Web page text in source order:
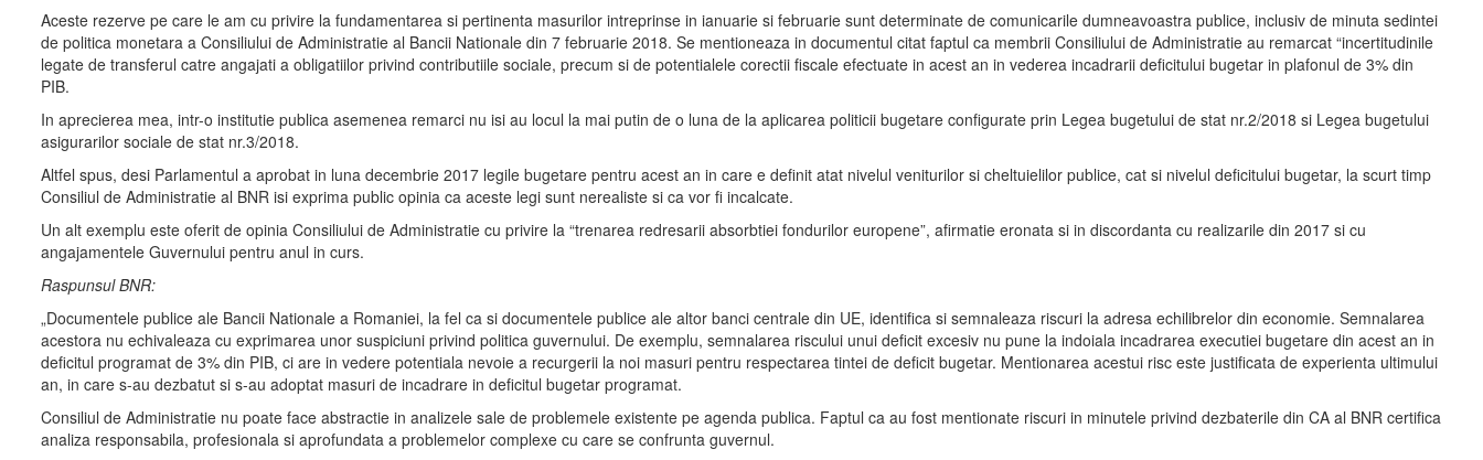
Aceste rezerve pe care le am cu privire la fundamentarea si pertinenta masurilor intreprinse in ianuarie si februarie sunt determinate de comunicarile dumneavoastra publice, inclusiv de minuta sedintei
de politica monetara a Consiliului de Administratie al Bancii Nationale din 7 februarie 2018. Se mentioneaza in documentul citat faptul ca membrii Consiliului de Administratie au remarcat “incertitudinile
legate de transferul catre angajati a obligatiilor privind contributiile sociale, precum si de potentialele corectii fiscale efectuate in acest an in vederea incadrarii deficitului bugetar in plafonul de 3% din
PIB.
In aprecierea mea, intr-o institutie publica asemenea remarci nu isi au locul la mai putin de o luna de la aplicarea politicii bugetare configurate prin Legea bugetului de stat nr.2/2018 si Legea bugetului
asigurarilor sociale de stat nr.3/2018.
Altfel spus, desi Parlamentul a aprobat in luna decembrie 2017 legile bugetare pentru acest an in care e definit atat nivelul veniturilor si cheltuielilor publice, cat si nivelul deficitului bugetar, la scurt timp
Consiliul de Administratie al BNR isi exprima public opinia ca aceste legi sunt nerealiste si ca vor fi incalcate.
Un alt exemplu este oferit de opinia Consiliului de Administratie cu privire la “trenarea redresarii absorbtiei fondurilor europene”, afirmatie eronata si in discordanta cu realizarile din 2017 si cu
angajamentele Guvernului pentru anul in curs.
Raspunsul BNR:
„Documentele publice ale Bancii Nationale a Romaniei, la fel ca si documentele publice ale altor banci centrale din UE, identifica si semnaleaza riscuri la adresa echilibrelor din economie. Semnalarea
acestora nu echivaleaza cu exprimarea unor suspiciuni privind politica guvernului. De exemplu, semnalarea riscului unui deficit excesiv nu pune la indoiala incadrarea executiei bugetare din acest an in
deficitul programat de 3% din PIB, ci are in vedere potentiala nevoie a recurgerii la noi masuri pentru respectarea tintei de deficit bugetar. Mentionarea acestui risc este justificata de experienta ultimului
an, in care s-au dezbatut si s-au adoptat masuri de incadrare in deficitul bugetar programat.
Consiliul de Administratie nu poate face abstractie in analizele sale de problemele existente pe agenda publica. Faptul ca au fost mentionate riscuri in minutele privind dezbaterile din CA al BNR certifica
analiza responsabila, profesionala si aprofundata a problemelor complexe cu care se confrunta guvernul.